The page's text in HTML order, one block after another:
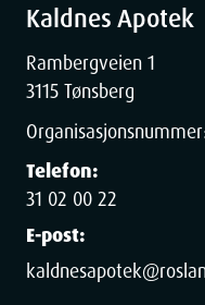
Kaldnes Apotek
Rambergveien 1
3115 Tønsberg
Telefon:
31 02 00 22
E-post: